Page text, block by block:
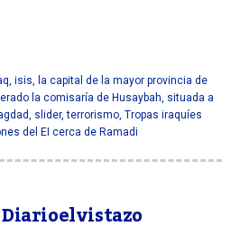
, isis, la capital de la mayor provincia de
la comisaría de Husaybah, situada a
, slider,terrorismo, Tropas iraquíes
del EI cerca de Ramadi